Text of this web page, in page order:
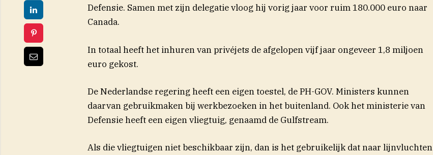
Defensie. Samen met zijn delegatie vloog hij vorig jaar voor ruim 180.000 euro naar
Canada.
In totaal heeft het inhuren van privéjets de afgelopen vijf jaar ongeveer 1,8 miljoen
euro gekost.
De Nederlandse regering heeft een eigen toestel, de PH-GOV. Ministers kunnen
daarvan gebruikmaken bij werkbezoeken in het buitenland. Ook het ministerie van
Defensie heeft een eigen vliegtuig, genaamd de Gulfstream.
Als die vliegtuigen niet beschikbaar zijn, dan is het gebruikelijk dat naar lijnvluchten